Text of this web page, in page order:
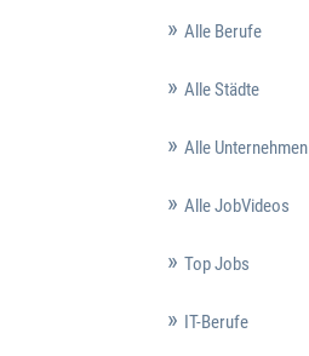
Alle Berufe
Alle Städte
Alle Unternehmen
Alle JobVideos
Top Jobs
IT-Berufe